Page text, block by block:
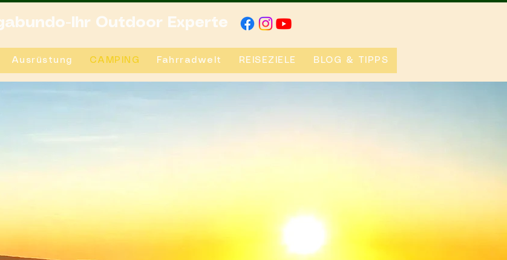
Ihr Outdoor Experte
Ausrüstung CAMPING Fahrradwelt REISEZIELE BLOG & TIPPS